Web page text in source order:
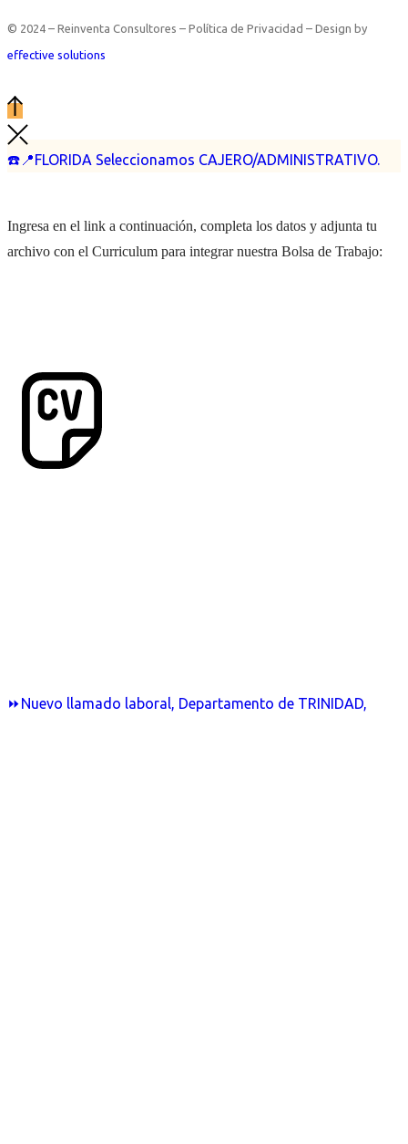
☎️📍FLORIDA Seleccionamos CAJERO/ADMINISTRATIVO.
⏩Nuevo llamado laboral, Departamento de TRINIDAD,
© 2024 – Reinventa Consultores – Política de Privacidad – Design by
effective solutions
Ingresa en el link a continuación, completa los datos y adjunta tu
archivo con el Curriculum para integrar nuestra Bolsa de Trabajo: